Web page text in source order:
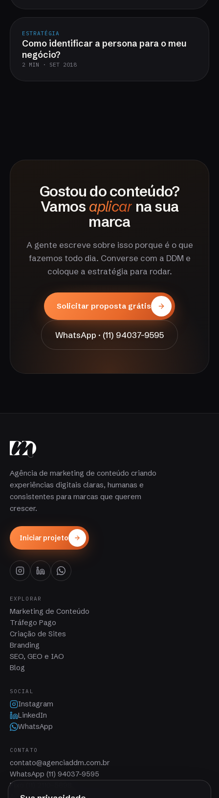
ESTRATÉGIA
Como identificar a persona para o meu
negócio?
2 MIN · SET 2018
Gostou do conteúdo?
Vamos aplicar na sua
marca
A gente escreve sobre isso porque é o que
fazemos todo dia. Converse com a DDM e
coloque a estratégia para rodar.
Solicitar proposta grátis
WhatsApp · (11) 94037-9595
Agência de marketing de conteúdo criando
experiências digitais claras, humanas e
consistentes para marcas que querem
crescer.
Iniciar projeto
EXPLORAR
Marketing de Conteúdo
Tráfego Pago
Criação de Sites
Branding
SEO, GEO e IAO
Blog
SOCIAL
Instagram
LinkedIn
WhatsApp
CONTATO
contato@agenciaddm.com.br
WhatsApp (11) 94037-9595
Fixo (11) 2110-5898